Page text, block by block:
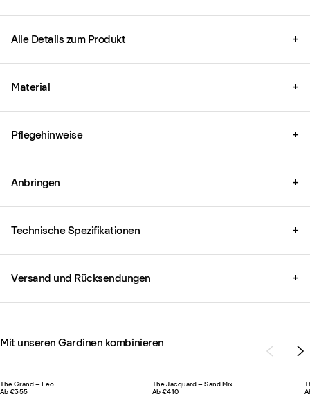
Alle Details zum Produkt +
Material +
Pflegehinweise +
Anbringen +
Technische Spezifikationen +
Versand und Rücksendungen +
Mit unseren Gardinen kombinieren
The Grand – Leo
Ab €355
The Jacquard – Sand Mix
Ab €410